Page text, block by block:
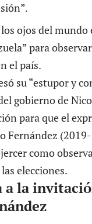
ojos del mundo
para
el país.
su “estupor y
gobierno de
para que el
Fernández
como
elecciones.
a la